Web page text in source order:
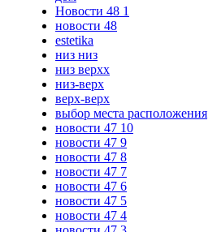
Новости 48 1
новости 48
estetika
низ низ
низ верхх
низ-верх
верх-верх
выбор места расположения
новости 47 10
новости 47 9
новости 47 8
новости 47 7
новости 47 6
новости 47 5
новости 47 4